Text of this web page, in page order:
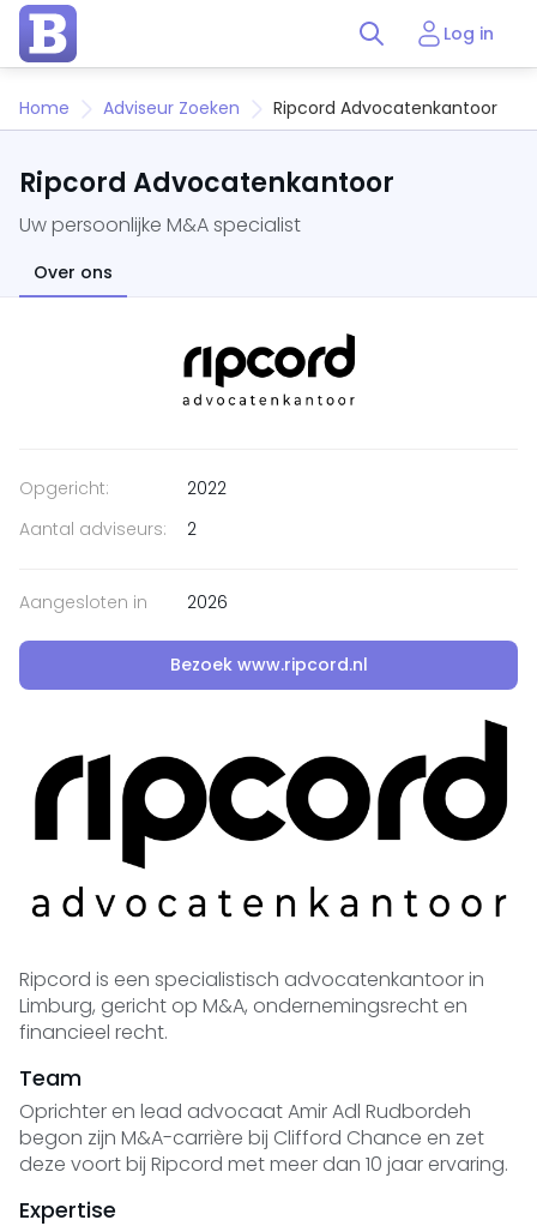
Log in
Home Adviseur Zoeken Ripcord Advocatenkantoor
Ripcord Advocatenkantoor
Uw persoonlijke M&A specialist
Over ons
Opgericht:
2022
Aantal adviseurs:
2
Aangesloten in 2026
Bezoek www.ripcord.nl
Ripcord is een specialistisch advocatenkantoor in
Limburg, gericht op M&A, ondernemingsrecht en
financieel recht.
Team
Oprichter en lead advocaat Amir Adl Rudbordeh
begon zijn M&A-carrière bij Clifford Chance en zet
deze voort bij Ripcord met meer dan 10 jaar ervaring.
Expertise